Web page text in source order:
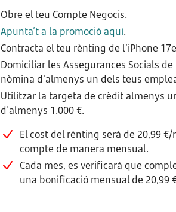
Obre el teu Compte Negocis.
Apunta’t a la promoció aquí.
Contracta el teu rènting de l’iPhone
Domiciliar les Assegurances Socials
nòmina d'almenys un dels teus
Utilitzar la targeta de crèdit almenys
d'almenys 1.000 €.
El cost del rènting serà de 20,99
compte de manera mensual.
Cada mes, es verificarà que
una bonificació mensual de 20,99